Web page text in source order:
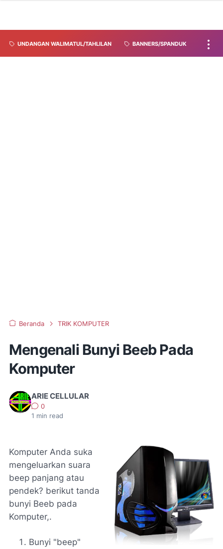
UNDANGAN WALIMATUL/TAHLILAN BANNERS/SPANDUK
Beranda TRIK KOMPUTER
Mengenali Bunyi Beeb Pada
Komputer
ARIE CELLULAR
0
1 min read
Komputer Anda suka
mengeluarkan suara
beep panjang atau
pendek? berikut tanda
bunyi Beeb pada
Komputer,.
Bunyi "beep"